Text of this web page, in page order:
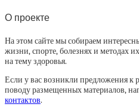
О проекте
На этом сайте мы собираем
жизни, спорте, болезнях и методах
на тему здоровья.
Если у вас возникли предложения к
поводу размещенных материалов,
контактов.